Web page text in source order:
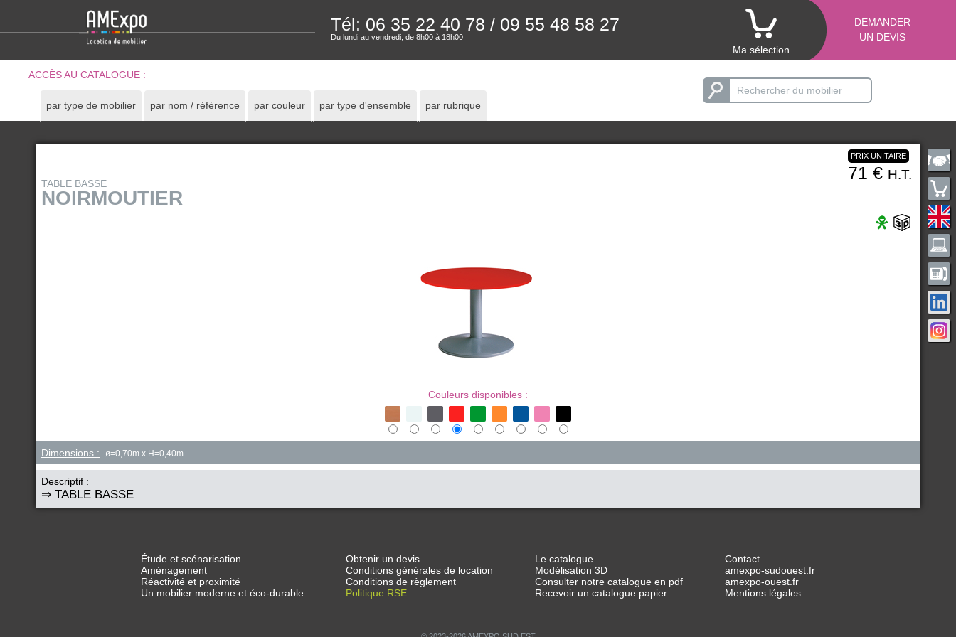
Tél: 06 35 22 40 78 / 09 55 48 58 27
Du lundi au vendredi, de 8h00 à 18h00
Ma sélection
DEMANDER
UN DEVIS
ACCÈS AU CATALOGUE :
par type de mobilier par nom / référence par couleur par type d'ensemble par rubrique
TABLE BASSE
NOIRMOUTIER
PRIX UNITAIRE
71 € H.T.
Couleurs disponibles :
Dimensions : ø=0,70m x H=0,40m
Descriptif :
⇒ TABLE BASSE
Étude et scénarisation
Aménagement
Réactivité et proximité
Un mobilier moderne et éco-durable
Obtenir un devis
Conditions générales de location
Conditions de règlement
Politique RSE
Le catalogue
Modélisation 3D
Consulter notre catalogue en pdf
Recevoir un catalogue papier
Contact
amexpo-sudouest.fr
amexpo-ouest.fr
Mentions légales